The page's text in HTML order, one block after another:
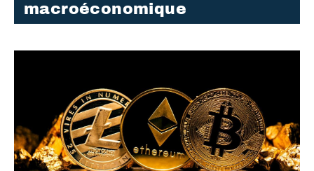
macroéconomique